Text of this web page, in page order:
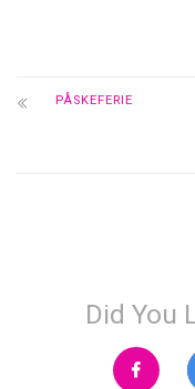
PÅSKEFERIE
Did You